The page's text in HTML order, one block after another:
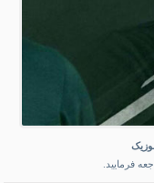
فرمایید.